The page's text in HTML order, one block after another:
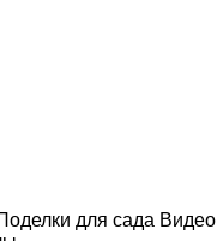
для сада Видео